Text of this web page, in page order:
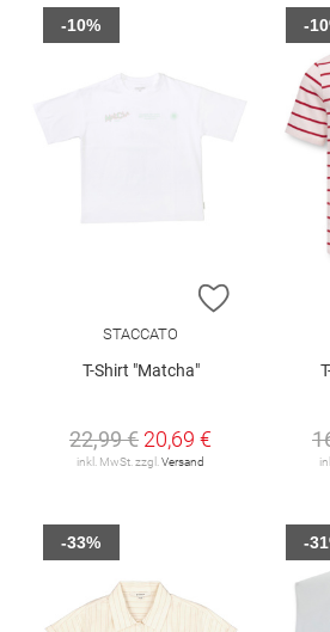
ZUR
STACCATO
T-Shirt "Matcha"
22,99 € 20,69 €
inkl. MwSt. zzgl. Versand
-10% -
-33% -